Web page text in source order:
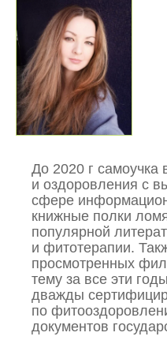
До 2020 г самоучка
и оздоровления с
сфере
книжные полки
популярной
и фитотерапии.
просмотренных
тему за все эти
дважды
по
документов